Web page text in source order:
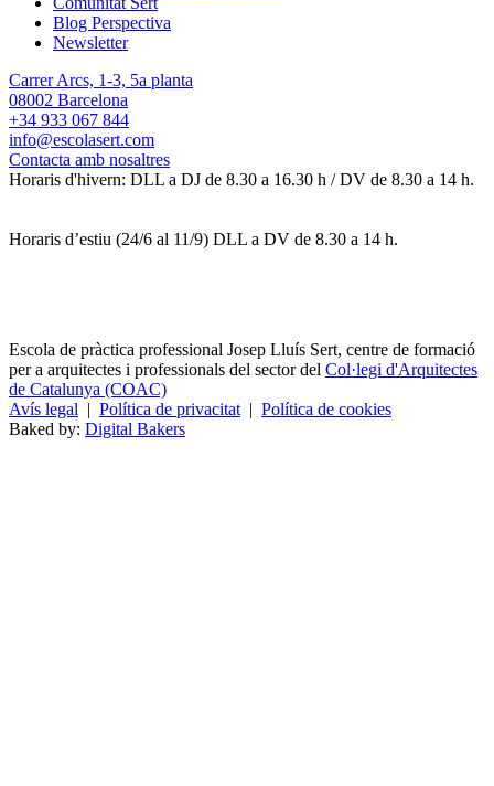
Blog Perspectiva
Newsletter
Carrer Arcs, 1-3, 5a planta
08002 Barcelona
+34 933 067 844
info@escolasert.com
Contacta amb nosaltres
Horaris d'hivern: DLL a DJ de 8.30 a 16.30 h / DV de 8.30 a 14 h.
Horaris d’estiu (24/6 al 11/9) DLL a DV de 8.30 a 14 h.
Escola de pràctica professional Josep Lluís Sert, centre de formació
per a arquitectes i professionals del sector del Col·legi d'Arquitectes
de Catalunya (COAC)
Avís legal | Política de privacitat | Política de cookies
Baked by: Digital Bakers